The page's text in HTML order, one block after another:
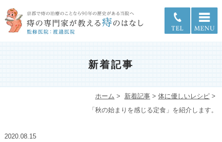
新着記事
ホーム > 新着記事 >体に優しいレシピ >
「秋の始まりを感じる定食」を紹介します。
2020.08.15